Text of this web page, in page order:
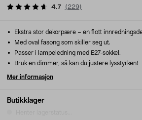
4.7 ( 229)
Butikklager
Ekstra stor dekorpære – en flott
Med oval fasong som skiller seg ut.
Passer i lampeledning med E27-sokkel.
Bruk en dimmer, så kan du justere lysstyrken!
Mer informasjon